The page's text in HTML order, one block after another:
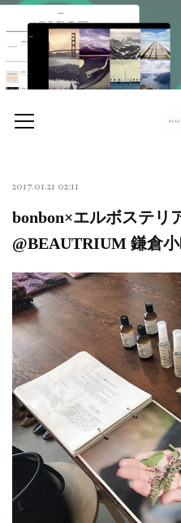
2017.01.21 02:11
bonbon×エルボステリ
@BEAUTRIUM 鎌倉